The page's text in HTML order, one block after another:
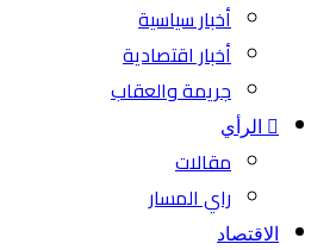
أخبار سياسية
أخبار اقتصادية
جريمة والعقاب
الرأي
مقالات
راي المسار
الاقتصاد